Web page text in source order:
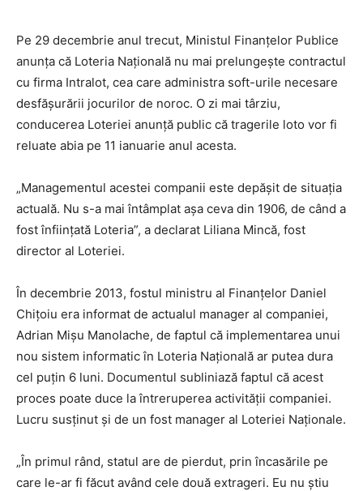
Pe 29 decembrie anul trecut, Ministul Finanţelor Publice
anunţa că Loteria Naţională nu mai prelungeşte contractul
cu firma Intralot, cea care administra soft-urile necesare
desfăşurării jocurilor de noroc. O zi mai târziu,
conducerea Loteriei anunţă public că tragerile loto vor fi
reluate abia pe 11 ianuarie anul acesta.
„Managementul acestei companii este depăşit de situaţia
actuală. Nu s-a mai întâmplat aşa ceva din 1906, de când a
fost înfiinţată Loteria”, a declarat Liliana Mincă, fost
director al Loteriei.
În decembrie 2013, fostul ministru al Finanţelor Daniel
Chiţoiu era informat de actualul manager al companiei,
Adrian Mişu Manolache, de faptul că implementarea unui
nou sistem informatic în Loteria Naţională ar putea dura
cel puţin 6 luni. Documentul subliniază faptul că acest
proces poate duce la întreruperea activităţii companiei.
Lucru susţinut şi de un fost manager al Loteriei Naţionale.
„În primul rând, statul are de pierdut, prin încasările pe
care le-ar fi făcut având cele două extrageri. Eu nu ştiu